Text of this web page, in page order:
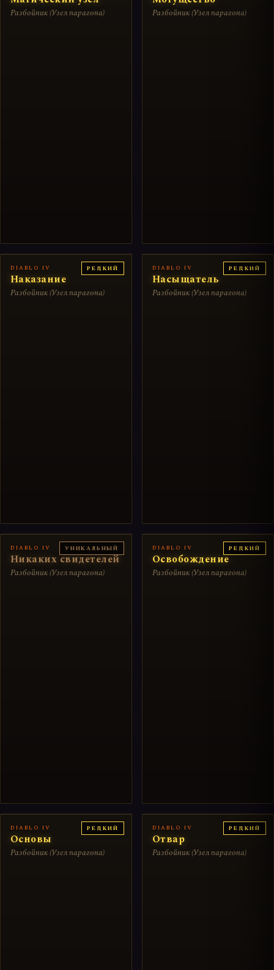
Разбойник (Узел парагона) Разбойник (Узел парагона)
РЕДКИЙ
DIABLO IV
Наказание
Разбойник (Узел парагона)
РЕДКИЙ
DIABLO IV
Насыщатель
Разбойник (Узел парагона)
УНИКАЛЬНЫЙ
DIABLO IV
Никаких свидетелей
Разбойник (Узел парагона)
РЕДКИЙ
DIABLO IV
Освобождение
Разбойник (Узел парагона)
РЕДКИЙ
DIABLO IV
Основы
Разбойник (Узел парагона)
РЕДКИЙ
DIABLO IV
Отвар
Разбойник (Узел парагона)